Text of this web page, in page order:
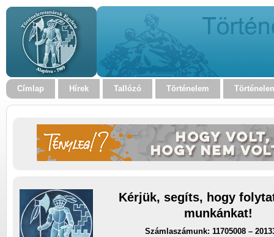
Címlap Hírek Tallózó Történelem
Kérjük, segíts, hogy
munkánkat!
Számlaszámunk: 11705008 –